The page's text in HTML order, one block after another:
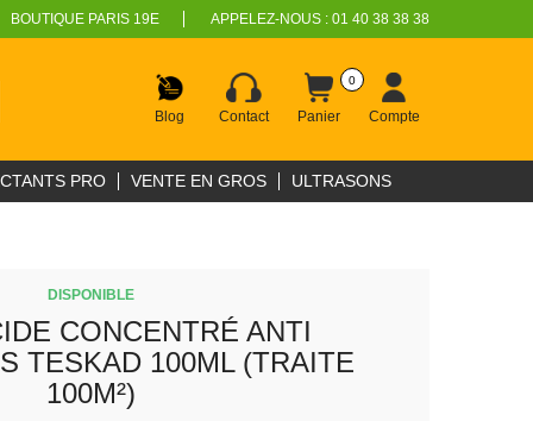
BOUTIQUE PARIS 19E APPELEZ-NOUS : 01 40 38 38 38
Blog Contact Panier
0
Compte
PRO VENTE EN GROS ULTRASONS
DISPONIBLE
CONCENTRÉ ANTI
TESKAD 100ML (TRAITE
100M²)